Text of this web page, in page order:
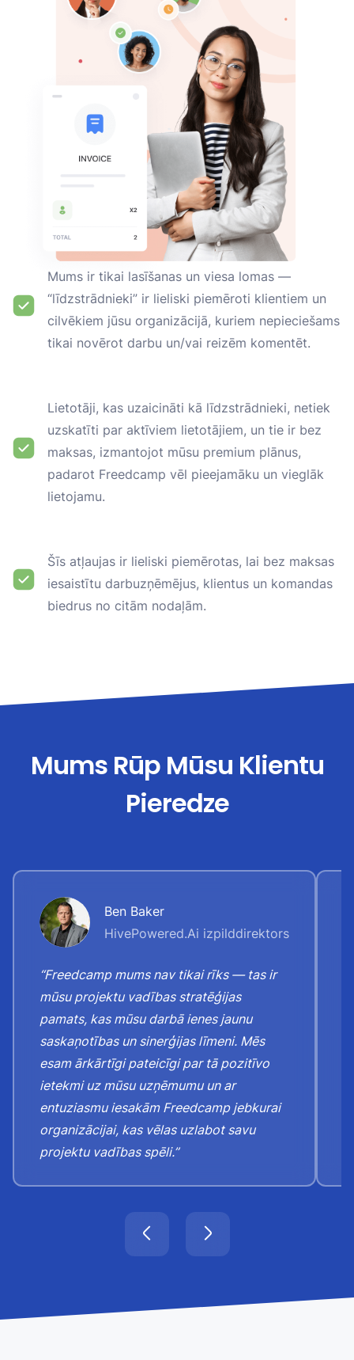
Mums ir tikai lasīšanas un viesa lomas —
“līdzstrādnieki” ir lieliski piemēroti klientiem un
cilvēkiem jūsu organizācijā, kuriem nepieciešams
tikai novērot darbu un/vai reizēm komentēt.
Lietotāji, kas uzaicināti kā līdzstrādnieki, netiek
uzskatīti par aktīviem lietotājiem, un tie ir bez
maksas, izmantojot mūsu premium plānus,
padarot Freedcamp vēl pieejamāku un vieglāk
lietojamu.
Šīs atļaujas ir lieliski piemērotas, lai bez maksas
iesaistītu darbuzņēmējus, klientus un komandas
biedrus no citām nodaļām.
Mums Rūp Mūsu Klientu
Pieredze
Ben Baker
HivePowered.Ai izpilddirektors
“Freedcamp mums nav tikai rīks — tas ir
mūsu projektu vadības stratēģijas
pamats, kas mūsu darbā ienes jaunu
saskaņotības un sinerģijas līmeni. Mēs
esam ārkārtīgi pateicīgi par tā pozitīvo
ietekmi uz mūsu uzņēmumu un ar
entuziasmu iesakām Freedcamp jebkurai
organizācijai, kas vēlas uzlabot savu
projektu vadības spēli.”